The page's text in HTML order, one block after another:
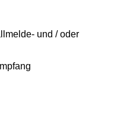
und / oder